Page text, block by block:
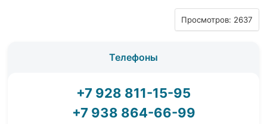
Просмотров: 2637
Телефоны
+7 928 811-15-95
+7 938 864-66-99